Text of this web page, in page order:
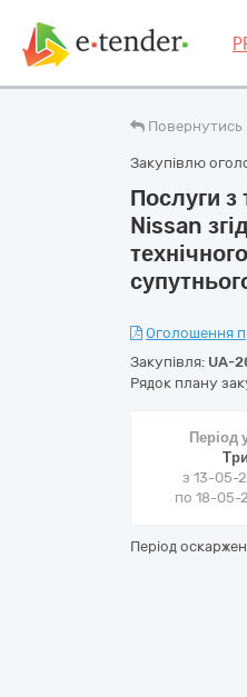
Повернутись
Закупівлю
Послуги з
Nissan
Оголошення
Закупівля: UA-
Рядок плану
Період
з 13-05-
по 18-05-
Період